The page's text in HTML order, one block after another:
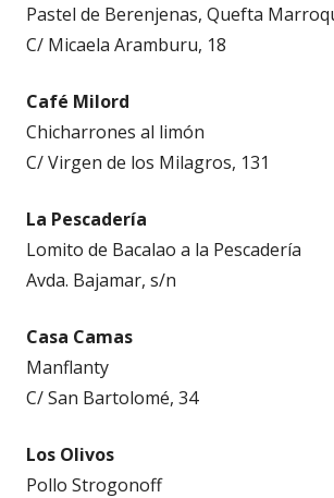
Pastel de Berenjenas, Quefta
C/ Micaela Aramburu, 18
Café Milord
Chicharrones al limón
C/ Virgen de los Milagros, 131
La Pescadería
Lomito de Bacalao a la Pescadería
Avda. Bajamar, s/n
Casa Camas
Manflanty
C/ San Bartolomé, 34
Los Olivos
Pollo Strogonoff